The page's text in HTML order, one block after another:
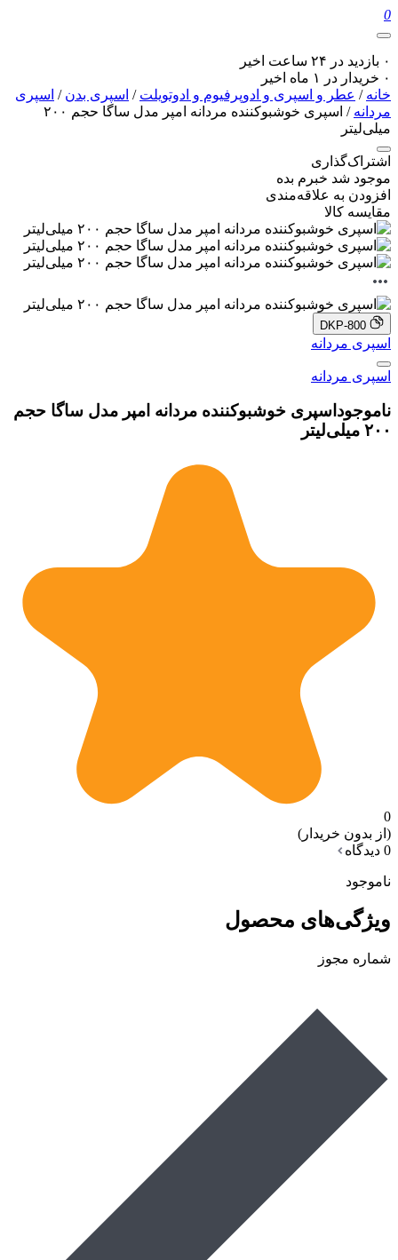
0
۰ بازدید در ۲۴ ساعت اخیر
۰ خریدار در ۱ ماه اخیر
خانه / عطر و اسپری و ادوپرفیوم و ادوتویلت / اسپری بدن / اسپری
مردانه
/ اسپری خوشبوکننده مردانه امپر مدل ساگا حجم ۲۰۰
میلی‌لیتر
اشتراک‌گذاری
موجود شد خبرم بده
افزودن به علاقه‌مندی
مقایسه کالا
DKP-800
اسپری مردانه
اسپری مردانه
ناموجود اسپری خوشبوکننده مردانه امپر مدل ساگا حجم
۲۰۰ میلی‌لیتر
0
(از بدون خریدار)
0 دیدگاه
ناموجود
ویژگی‌های محصول
شماره مجوز